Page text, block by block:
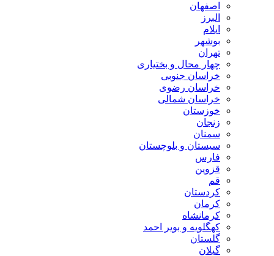
اصفهان
البرز
ایلام
بوشهر
تهران
چهار محال و بختیاری
خراسان جنوبی
خراسان رضوی
خراسان شمالی
خوزستان
زنجان
سمنان
سیستان و بلوچستان
فارس
قزوین
قم
کردستان
کرمان
کرمانشاه
کهگلویه و بویر احمد
گلستان
گیلان